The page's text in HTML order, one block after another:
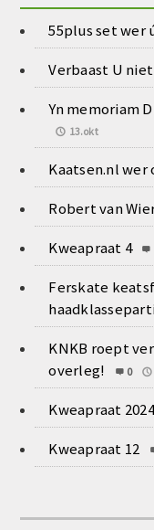
55plus set wer
Verbaast U
Yn memoriam
13.okt
Kaatsen.nl wer
Robert van
Kweapraat 4
Ferskate
KNKB roept
overleg!
0
Kweapraat
Kweapraat 12